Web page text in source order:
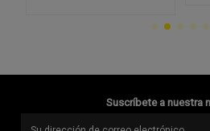
Suscríbete a nuestra